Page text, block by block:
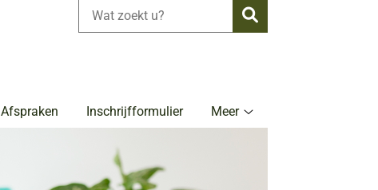
Zoeken
Afspraken Inschrijfformulier
Meer
Meer